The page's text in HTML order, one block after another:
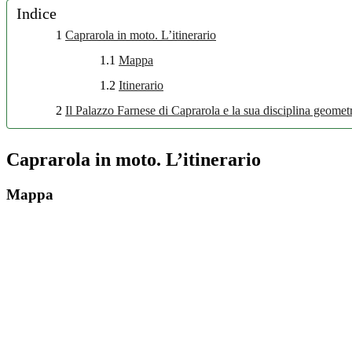
Indice
1 Caprarola in moto. L’itinerario
1.1 Mappa
1.2 Itinerario
2 Il Palazzo Farnese di Caprarola e la sua disciplina
Caprarola in moto. L’itinerario
Mappa